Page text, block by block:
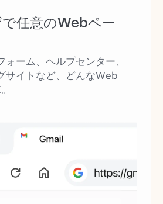
任意のWebペー
ォーム、ヘルプセンター、
サイトなど、どんなWeb